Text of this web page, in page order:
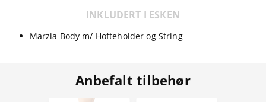
INKLUDERT I ESKEN
Marzia Body m/ Hofteholder og String
Anbefalt tilbehør